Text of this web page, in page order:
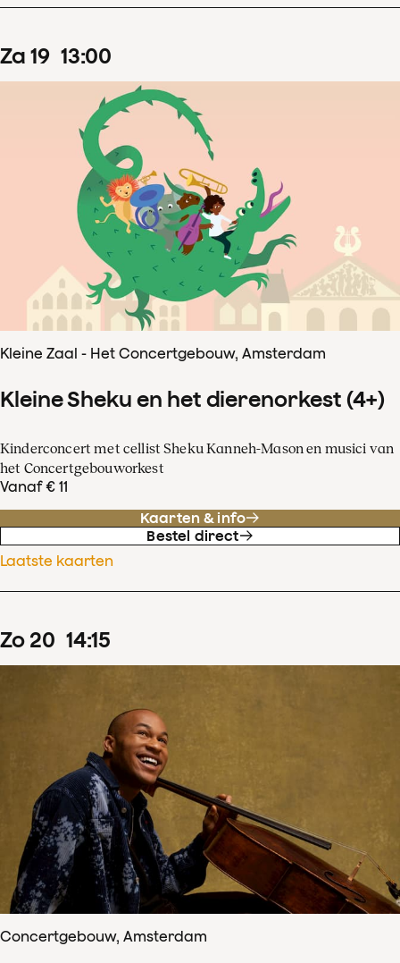
za 19 13:00
Kleine Zaal - Het Concertgebouw, Amsterdam
Kleine Sheku en het dierenorkest (4+)
Kinderconcert met cellist Sheku Kanneh-Mason en musici van
het Concertgebouworkest
Vanaf € 11
Kaarten & info
Bestel direct
Laatste kaarten
zo 20 14:15
Concertgebouw, Amsterdam